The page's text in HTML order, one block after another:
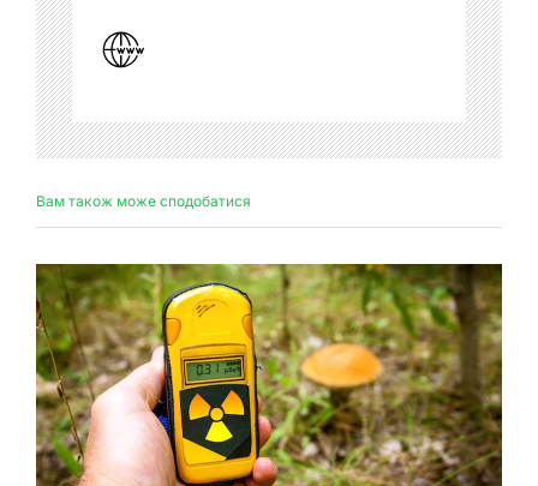
Вам також може сподобатися